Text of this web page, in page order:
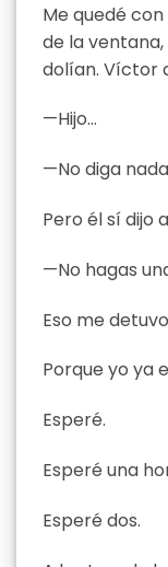
Me quedé
de la
dolían. Víctor
—Hijo…
—No diga
Pero él sí dijo
—No hagas
Eso me
Porque yo ya
Esperé.
Esperé una
Esperé dos.